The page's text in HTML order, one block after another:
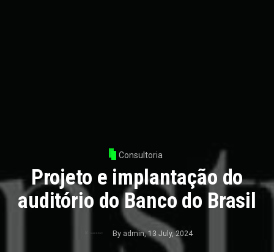
Consultoria
Projeto e implantação do
auditório do Banco do Brasil
By admin,13 July, 2024